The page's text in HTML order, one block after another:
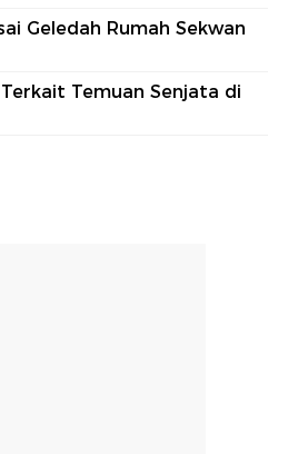
Geledah Rumah Sekwan
Temuan Senjata di